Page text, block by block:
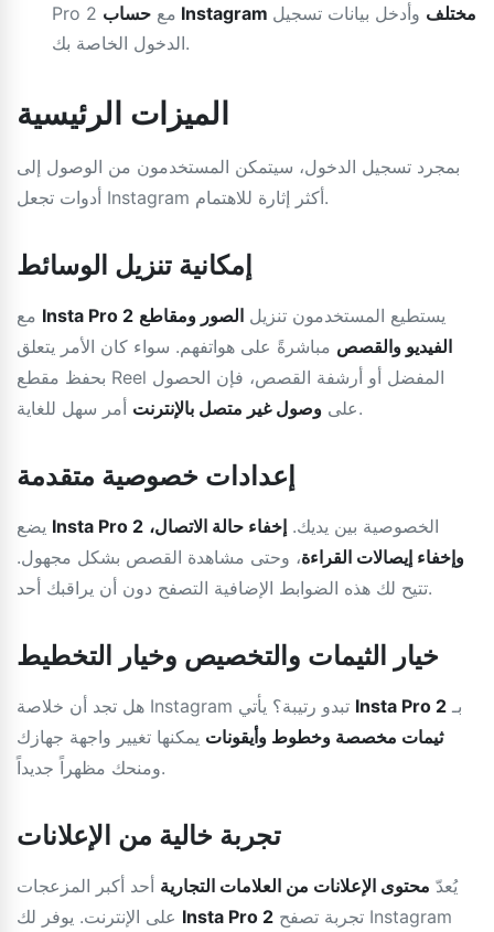
Pro 2 مع
حساب Instagram مختلف وأدخل بيانات تسجيل
الدخول الخاصة بك.
الميزات الرئيسية
بمجرد تسجيل الدخول، سيتمكن المستخدمون من الوصول إلى
أدوات تجعل Instagram أكثر إثارة للاهتمام.
إمكانية تنزيل الوسائط
Insta Pro 2 يستطيع المستخدمون تنزيل الصور ومقاطع
الفيديو والقصص مباشرةً على هواتفهم. سواء كان الأمر يتعلق
بحفظ مقطع Reel المفضل أو أرشفة القصص، فإن الحصول
على وصول غير متصل بالإنترنت أمر سهل للغاية.
إعدادات خصوصية متقدمة
Insta Pro 2 الخصوصية بين يديك. إخفاء حالة الاتصال،
وإخفاء إيصالات القراءة، وحتى مشاهدة القصص بشكل مجهول.
تتيح لك هذه الضوابط الإضافية التصفح دون أن يراقبك أحد.
خيار الثيمات والتخصيص وخيار التخطيط
Insta Pro 2 بـ
ثيمات مخصصة وخطوط وأيقونات يمكنها تغيير واجهة جهازك
ومنحك مظهراً جديداً.
تجربة خالية من الإعلانات
يُعدّ محتوى الإعلانات من العلامات التجارية أحد أكبر المزعجات
Insta Pro 2